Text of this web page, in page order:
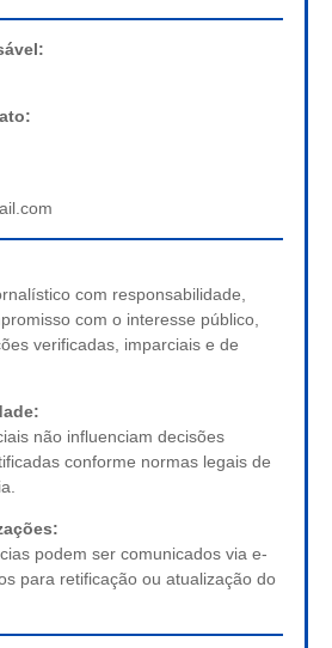
com responsabilidade,
com o interesse público,
verificadas, imparciais e de
não influenciam decisões
conforme normas legais de
podem ser comunicados via e-
para retificação ou atualização do